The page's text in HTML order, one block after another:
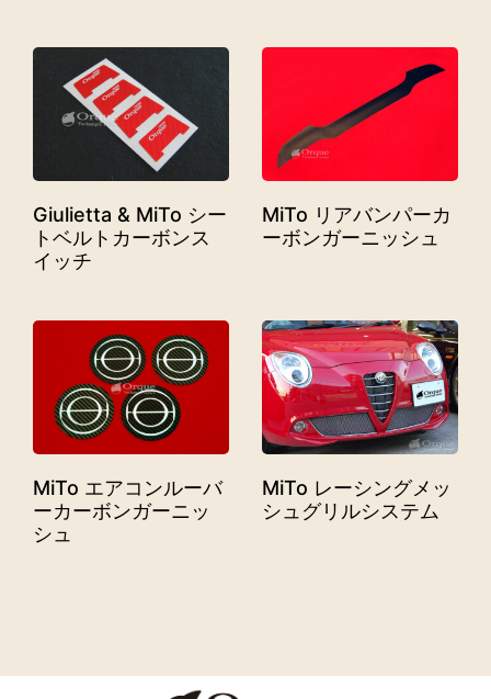
Giulietta & MiTo シー
トベルトカーボンス
イッチ
MiTo リアバンパーカ
ーボンガーニッシュ
MiTo エアコンルーバ
ーカーボンガーニッ
シュ
MiTo レーシングメッ
シュグリルシステム